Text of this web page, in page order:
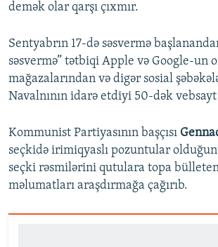
demək olar qarşı çıxmır.
Sentyabrın 17-də səsvermə
səsvermə” tətbiqi Apple və Google-un
mağazalarından və digər sosial
Navalnının idarə etdiyi 50-dək
Kommunist Partiyasının başçısı
seçkidə irimiqyaslı pozuntular
seçki rəsmilərini qutulara topa
məlumatları araşdırmağa çağırıb.